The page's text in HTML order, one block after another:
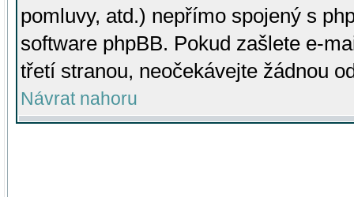
pomluvy, atd.) nepřímo spojený s
software phpBB. Pokud zašlete e-
třetí stranou, neočekávejte žádnou
Návrat nahoru